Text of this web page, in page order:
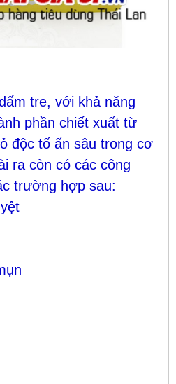
tre, với khả năng
phần chiết xuất từ
độc tố ẩn sâu trong cơ
ra còn có các công
trường hợp sau: